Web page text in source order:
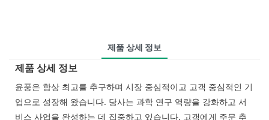
제품 상세 정보
제품 상세 정보
윤풍은 항상 최고를 추구하며 시장 중심적이고 고객 중심적인 기
업으로 성장해 왔습니다. 당사는 과학 연구 역량을 강화하고 서
비스 사업을 완성하는 데 집중하고 있습니다. 고객에게 주문 추